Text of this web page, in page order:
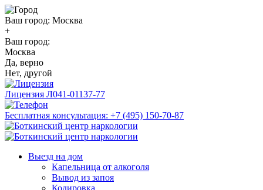
Ваш город: Москва
+
Ваш город:
Москва
Да, верно
Нет, другой
Лицензия Л041-01137-77
Бесплатная консультация: +7 (495) 150-70-87
Выезд на дом
Капельница от алкоголя
Вывод из запоя
Кодировка